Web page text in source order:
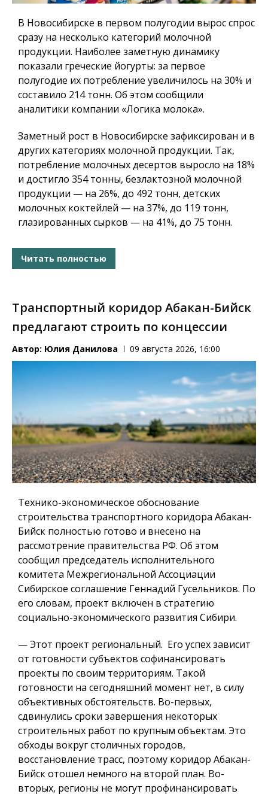
В Новосибирске в первом полугодии вырос спрос
сразу на несколько категорий молочной
продукции. Наиболее заметную динамику
показали греческие йогурты: за первое
полугодие их потребление увеличилось на 30% и
составило 214 тонн. Об этом сообщили
аналитики компании «Логика молока».
Заметный рост в Новосибирске зафиксирован и в
других категориях молочной продукции. Так,
потребление молочных десертов выросло на 18%
и достигло 354 тонны, безлактозной молочной
продукции — на 26%, до 492 тонн, детских
молочных коктейлей — на 37%, до 119 тонн,
глазированных сырков — на 41%, до 75 тонн.
Читать полностью
Транспортный коридор Абакан-Бийск
предлагают строить по концессии
Автор: Юлия Данилова 09 августа 2026, 16:00
Технико-экономическое обоснование
строительства транспортного коридора Абакан-
Бийск полностью готово и внесено на
рассмотрение правительства РФ. Об этом
сообщил председатель исполнительного
комитета Межрегиональной Ассоциации
Сибирское соглашение Геннадий Гусельников. По
его словам, проект включен в стратегию
социально-экономического развития Сибири.
— Этот проект региональный. Его успех зависит
от готовности субъектов софинансировать
проекты по своим территориям. Такой
готовности на сегодняшний момент нет, в силу
объективных обстоятельств. Во-первых,
сдвинулись сроки завершения некоторых
строительных работ по крупным объектам. Это
обходы вокруг столичных городов,
восстановление трасс, поэтому коридор Абакан-
Бийск отошел немного на второй план. Во-
вторых, регионы не могут профинансировать